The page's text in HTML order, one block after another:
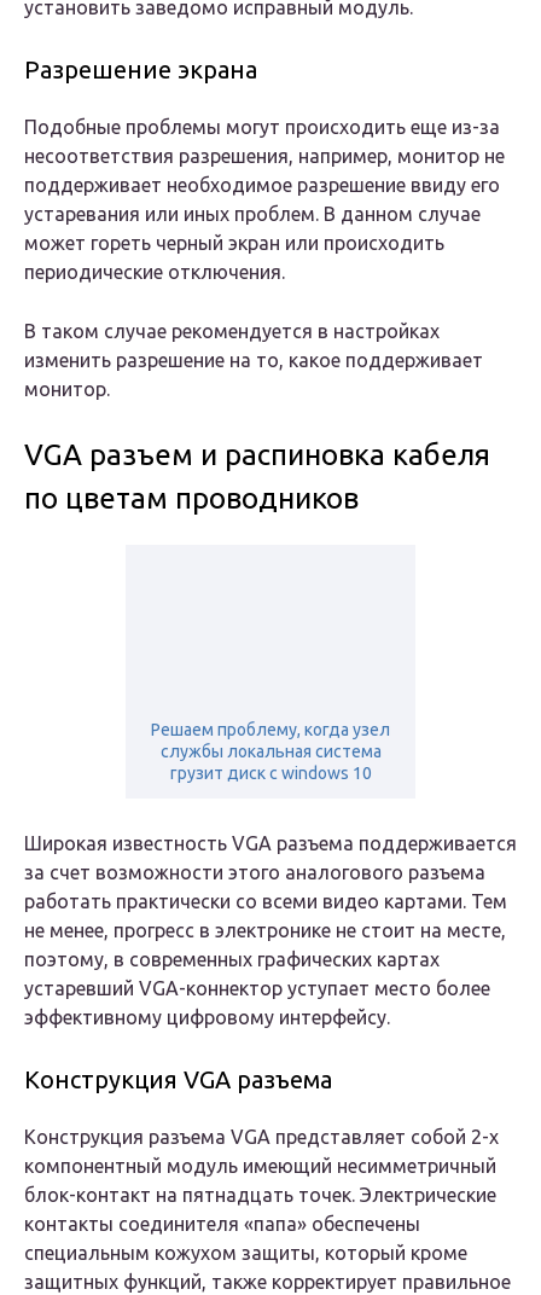
установить заведомо исправный модуль.
Разрешение экрана
Подобные проблемы могут происходить еще из-за
несоответствия разрешения, например, монитор не
поддерживает необходимое разрешение ввиду его
устаревания или иных проблем. В данном случае
может гореть черный экран или происходить
периодические отключения.
В таком случае рекомендуется в настройках
изменить разрешение на то, какое поддерживает
монитор.
VGA разъем и распиновка кабеля
по цветам проводников
Решаем проблему, когда узел
службы локальная система
грузит диск с windows 10
Широкая известность VGA разъема поддерживается
за счет возможности этого аналогового разъема
работать практически со всеми видео картами. Тем
не менее, прогресс в электронике не стоит на месте,
поэтому, в современных графических картах
устаревший VGA-коннектор уступает место более
эффективному цифровому интерфейсу.
Конструкция VGA разъема
Конструкция разъема VGA представляет собой 2-х
компонентный модуль имеющий несимметричный
блок-контакт на пятнадцать точек. Электрические
контакты соединителя «папа» обеспечены
специальным кожухом защиты, который кроме
защитных функций, также корректирует правильное